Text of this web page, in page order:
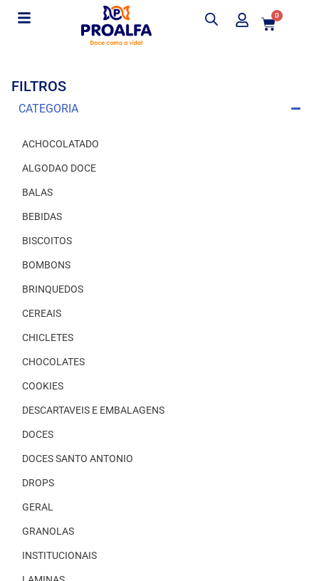
0
FILTROS
CATEGORIA
ACHOCOLATADO
ALGODAO DOCE
BALAS
BEBIDAS
BISCOITOS
BOMBONS
BRINQUEDOS
CEREAIS
CHICLETES
CHOCOLATES
COOKIES
DESCARTAVEIS E EMBALAGENS
DOCES
DOCES SANTO ANTONIO
DROPS
GERAL
GRANOLAS
INSTITUCIONAIS